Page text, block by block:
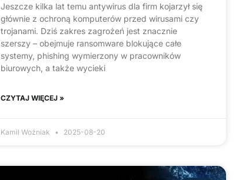
Jeszcze kilka lat temu antywirus dla firm kojarzył się
głównie z ochroną komputerów przed wirusami czy
trojanami. Dziś zakres zagrożeń jest znacznie
szerszy – obejmuje ransomware blokujące całe
systemy, phishing wymierzony w pracowników
biurowych, a także wycieki
CZYTAJ WIĘCEJ »
Kamil Woźniak 2025-08-20